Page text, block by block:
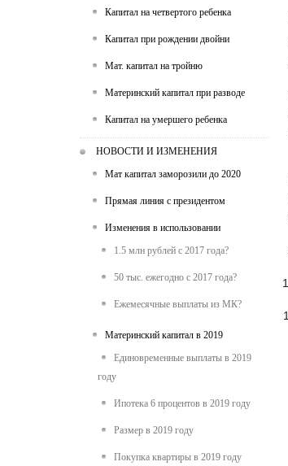
Капитал на четвертого ребенка
Капитал при рождении двойни
Мат. капитал на тройню
Материнский капитал при разводе
Капитал на умершего ребенка
НОВОСТИ И ИЗМЕНЕНИЯ
Мат капитал заморозили до 2020
Прямая линия с президентом
Изменения в использовании
1.5 млн рублей с 2017 года?
50 тыс. ежегодно с 2017 года?
Ежемесячные выплаты из МК?
Материнский капитал в 2019
Единовременные выплаты в 2019
году
Ипотека 6 процентов в 2019 году
Размер в 2019 году
Покупка квартиры в 2019 году